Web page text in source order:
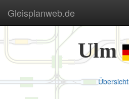
Gleisplanweb.de
Ulm
Übersicht